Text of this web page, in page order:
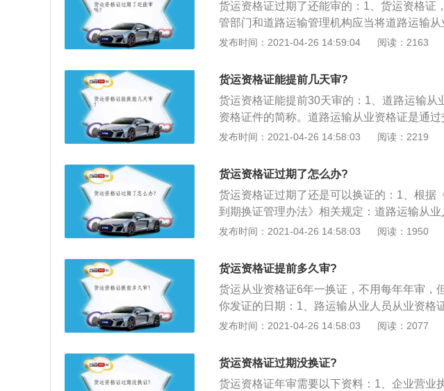
运输从业人员和其他道路运输从业人员。
货运资格证过期了还能审的：1、货运资格证
管部门和道路运输管理机构应当将道路运输从
《中华人民共和国道路运输从业人员从业资格
依据，并存入管理挡案。机动车驾驶培训教
并作为诚信考核的重要内容。
发布时间：2021-04-26 14:59:04 阅读：2163
货运资格证能提前几天审?
货运资格证能提前30天审的：1、道路运输从
资格证件的简称。道路运输从业资格证是通
考试合格后核发的一种证件。也是一种通过职
从业人员从业资格证》和《中华人民共和国
运输从业人员从业资格证件；3、经营性道路
输从业人员和其他道路运输从业人员。
发布时间：2021-04-26 14:58:03 阅读：2219
货运资格证过期了怎么办?
货运资格证过期了还是可以换证的：1、根据
到期换证管理办法》相关规定：道路运输从
--证件期间期满后180天内这段时间完成所有
抓紧时间，因为换证也是需要一定的时间周
业人员资格证到期换证越早换越好，免得逾期
发布时间：2021-04-26 14:58:03 阅读：1950
货运资格证提前多久审?
货运从业资格证6年一换证，不用每年年审，
你发证的日期：1、路运输从业人员从业资格
员应当在从业资格证件有效期届满30日前到
路运输从业人员服务单位变更的，应当到交
理从业资格证件变更手续；2、根据《道路运
发布时间：2021-04-26 14:58:03 阅读：2077
货运资格证过期没换证?
货运资格证年审需要以下资料：1、企业营业